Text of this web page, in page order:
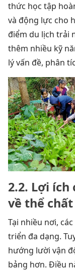
thức học tập
và động lực cho
điểm du lịch trải
thêm nhiều kỹ
lý vấn đề, phân
2.2. Lợi
về thể chất
Tại nhiều nơi,
triển đa dạng.
hướng lười vận
bảng hơn. Điều